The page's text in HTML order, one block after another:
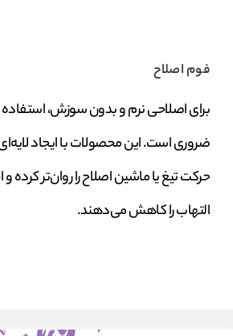
فوم اصلاح
برای اصلاحی نرم و بدون سوزش، استفاده
ضروری است. این محصولات با ایجاد
حرکت تیغ یا ماشین اصلاح را روان‌تر کرده
التهاب را کاهش می‌دهند.